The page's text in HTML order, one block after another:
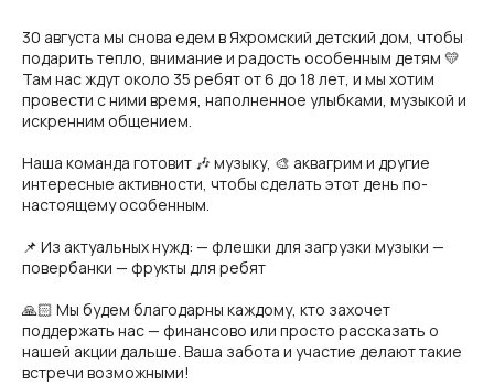
30 августа мы снова едем в Яхромский детский дом, чтобы
подарить тепло, внимание и радость особенным детям 💛
Там нас ждут около 35 ребят от 6 до 18 лет, и мы хотим
провести с ними время, наполненное улыбками, музыкой и
искренним общением.
Наша команда готовит 🎶 музыку, 🎨 аквагрим и другие
интересные активности, чтобы сделать этот день по-
настоящему особенным.
📌 Из актуальных нужд: — флешки для загрузки музыки —
повербанки — фрукты для ребят
🙏🏻 Мы будем благодарны каждому, кто захочет
поддержать нас — финансово или просто рассказать о
нашей акции дальше. Ваша забота и участие делают такие
встречи возможными!